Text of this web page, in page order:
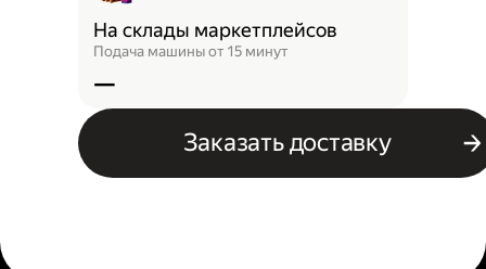
На склады маркетплейсов
Подача машины от 15 минут
—
Заказать доставку